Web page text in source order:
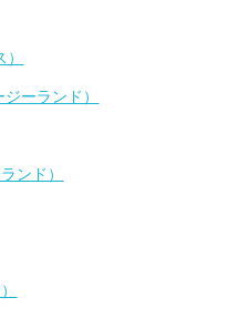
ーランド）
ンド）